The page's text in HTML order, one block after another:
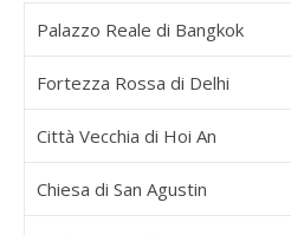
Palazzo Reale di Bangkok
Fortezza Rossa di Delhi
Città Vecchia di Hoi An
Chiesa di San Agustin